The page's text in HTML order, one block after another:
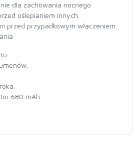
dla zachowania nocnego
oślepianiem innych.
przed przypadkowym włączeniem.
680 mAh.